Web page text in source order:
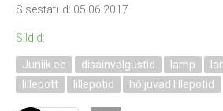
Sisestatud: 05.06.2017
Sildid:
Juniik.ee disainvalgustid lamp
lillepott
lillepotid hõljuvad lillepotid